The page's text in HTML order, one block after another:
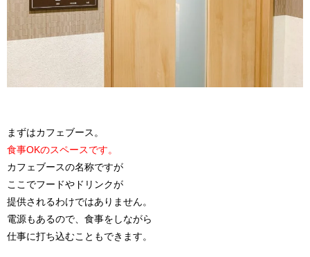
まずはカフェブース。
食事OKのスペースです。
カフェブースの名称ですが
ここでフードやドリンクが
提供されるわけではありません。
電源もあるので、食事をしながら
仕事に打ち込むこともできます。